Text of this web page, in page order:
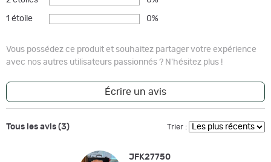
1 étoile 0%
Vous possédez ce produit et souhaitez partager votre expérience
avec nos autres utilisateurs passionnés ? N'hésitez plus !
Écrire un avis
Tous les avis (3) Trier :
JFK27750